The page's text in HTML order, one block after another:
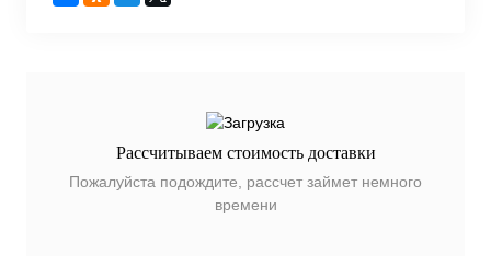
Рассчитываем стоимость доставки
Пожалуйста подождите, рассчет займет немного
времени